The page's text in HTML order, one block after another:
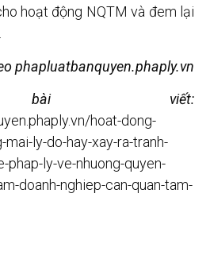
hoạt động NQTM và đem lại
phapluatbanquyen.phaply.vn
bài viết:
hoat-dong-
mai-ly-do-hay-xay-ra-tranh-
phap-ly-ve-nhuong-quyen-
doanh-nghiep-can-quan-tam-